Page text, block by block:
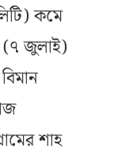
কমে
(৭ জুলাই)
শাহ